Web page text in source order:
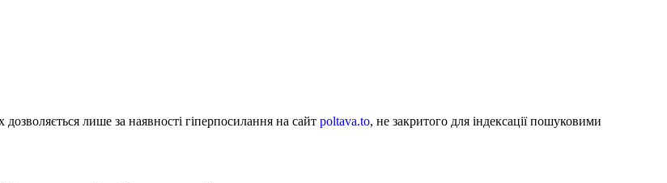
лише за наявності гіперпосилання на сайт poltava.to, не закритого для індексації пошуковими